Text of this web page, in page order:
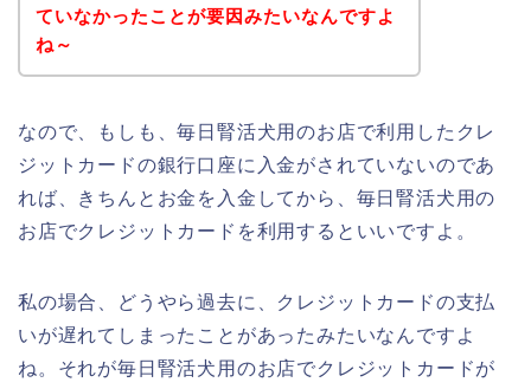
ていなかったことが要因みたいなんですよ
ね～
なので、もしも、毎日腎活犬用のお店で利用したクレ
ジットカードの銀行口座に入金がされていないのであ
れば、きちんとお金を入金してから、毎日腎活犬用の
お店でクレジットカードを利用するといいですよ。
私の場合、どうやら過去に、クレジットカードの支払
いが遅れてしまったことがあったみたいなんですよ
ね。それが毎日腎活犬用のお店でクレジットカードが